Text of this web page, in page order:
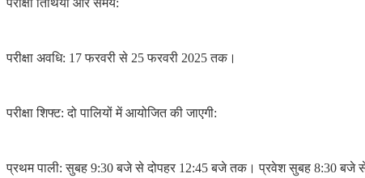
परीक्षा अवधि: 17 फरवरी से 25 फरवरी 2025 तक।
परीक्षा शिफ्ट: दो पालियों में आयोजित की जाएगी:
प्रथम पाली: सुबह 9:30 बजे से दोपहर 12:45 बजे तक। प्रवेश सुबह 8:30 बजे